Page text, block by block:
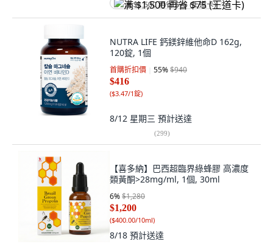
满 $1,500 再省 $75 (王道卡)
NUTRA LIFE 鈣鎂鋅維他命D 162g,
120錠, 1個
首購折扣價 55%$940
$416
($3.47/1錠)
8/12 星期三 預計送達
(299)
【喜多納】巴西超臨界綠蜂膠 高濃度
類黃酮>28mg/ml, 1個, 30ml
6%$1,280
$1,200
($400.00/10ml)
8/18 預計送達